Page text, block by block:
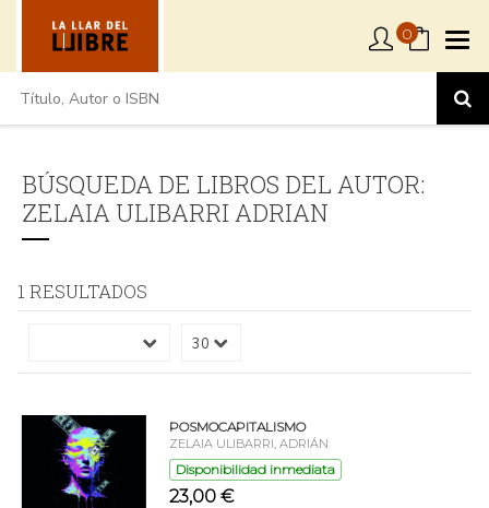
0
BÚSQUEDA DE LIBROS DEL AUTOR:
ZELAIA ULIBARRI ADRIAN
1 RESULTADOS
POSMOCAPITALISMO
ZELAIA ULIBARRI, ADRIÁN
Disponibilidad inmediata
23,00 €